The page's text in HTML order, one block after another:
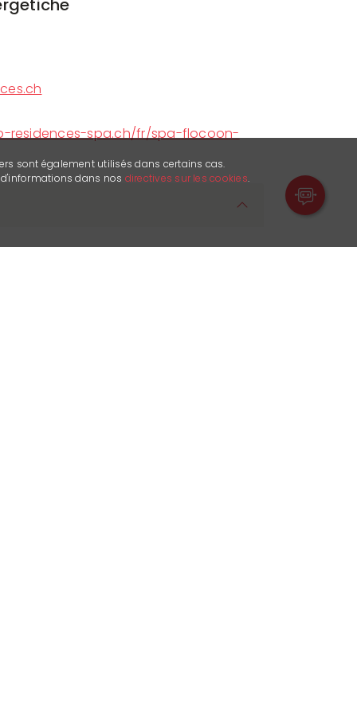
residences-spa.ch/fr/spa-flocoon-
dalle 10:00 alle 20:00, per offrirvi
sont également utilisés dans certains cas.
dans nos directives sur les cookies.